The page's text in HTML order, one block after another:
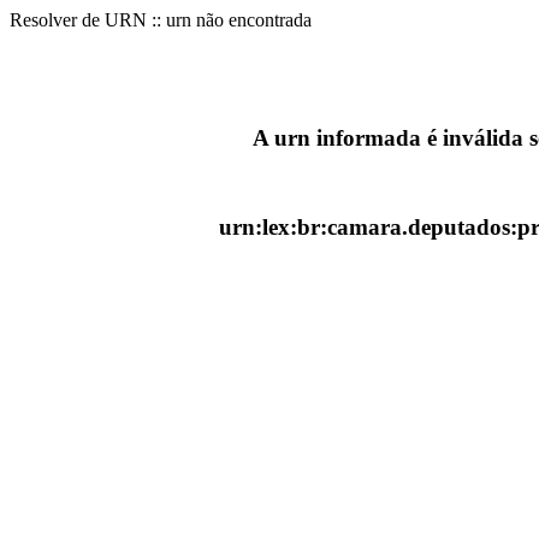
Resolver de URN :: urn não encontrada
A urn informada é inválida